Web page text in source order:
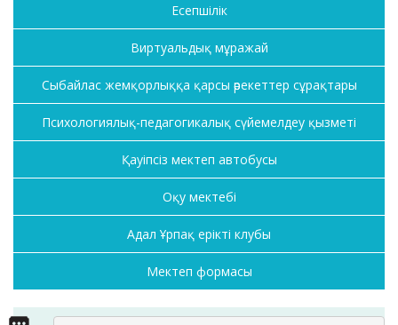
Есепшілік
Виртуальдық мұражай
Сыбайлас жемқорлыққа қарсы әрекеттер сұрақтары
Психологиялық-педагогикалық сүйемелдеу қызметі
Қауіпсіз мектеп автобусы
Оқу мектебі
Адал Ұрпақ ерікті клубы
Мектеп формасы